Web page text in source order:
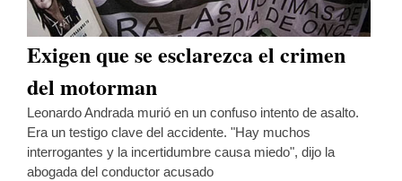
Exigen que se esclarezca el crimen
del motorman
Leonardo Andrada murió en un confuso intento de asalto.
Era un testigo clave del accidente. "Hay muchos
interrogantes y la incertidumbre causa miedo", dijo la
abogada del conductor acusado